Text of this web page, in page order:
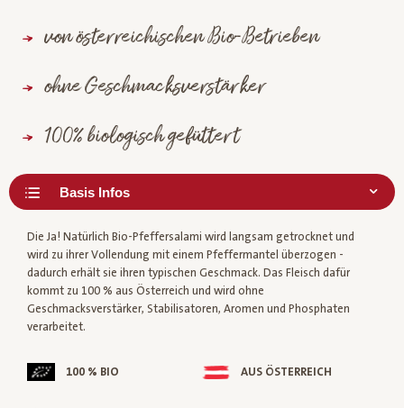
von österreichischen Bio-Betrieben
ohne Geschmacksverstärker
100% biologisch gefüttert
Die Ja! Natürlich Bio-Pfeffersalami wird langsam getrocknet und
wird zu ihrer Vollendung mit einem Pfeffermantel überzogen -
dadurch erhält sie ihren typischen Geschmack. Das Fleisch dafür
kommt zu 100 % aus Österreich und wird ohne
Geschmacksverstärker, Stabilisatoren, Aromen und Phosphaten
verarbeitet.
100 % BIO AUS ÖSTERREICH